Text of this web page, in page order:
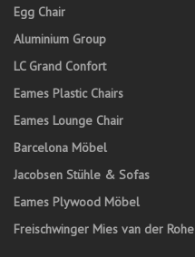
Egg Chair
Aluminium Group
LC Grand Confort
Eames Plastic Chairs
Eames Lounge Chair
Barcelona Möbel
Jacobsen Stühle & Sofas
Eames Plywood Möbel
Freischwinger Mies van der Rohe